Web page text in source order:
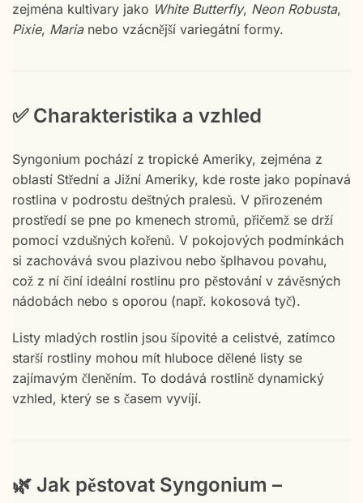
zejména kultivary jako White Butterfly, Neon Robusta,
Pixie, Marianebo vzácnější variegátní formy.
✅ Charakteristika a vzhled
Syngonium pochází z tropické Ameriky, zejména z
oblastí Střední a Jižní Ameriky, kde roste jako popínavá
rostlina v podrostu deštných pralesů. V přirozeném
prostředí se pne po kmenech stromů, přičemž se drží
pomocí vzdušných kořenů. V pokojových podmínkách
si zachovává svou plazivou nebo šplhavou povahu,
což z ní činí ideální rostlinu pro pěstování v závěsných
nádobách nebo s oporou (např. kokosová tyč).
Listy mladých rostlin jsou šípovité a celistvé, zatímco
starší rostliny mohou mít hluboce dělené listy se
zajímavým členěním. To dodává rostlině dynamický
vzhled, který se s časem vyvíjí.
🌿 Jak pěstovat Syngonium –